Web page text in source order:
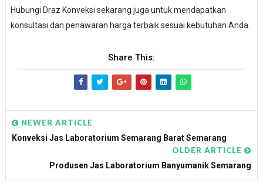
Hubungi Draz Konveksi sekarang juga untuk mendapatkan
konsultasi dan penawaran harga terbaik sesuai kebutuhan Anda.
Share This:
NEWER ARTICLE
Konveksi Jas Laboratorium Semarang Barat Semarang
OLDER ARTICLE
Produsen Jas Laboratorium Banyumanik Semarang